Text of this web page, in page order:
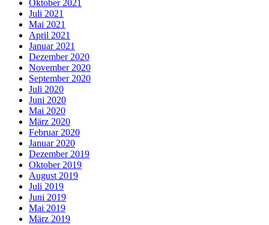
Oktober 2021
Juli 2021
Mai 2021
April 2021
Januar 2021
Dezember 2020
November 2020
September 2020
Juli 2020
Juni 2020
Mai 2020
März 2020
Februar 2020
Januar 2020
Dezember 2019
Oktober 2019
August 2019
Juli 2019
Juni 2019
Mai 2019
März 2019